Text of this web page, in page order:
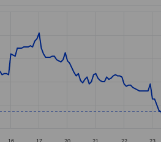
Data ranges from 9.4 to